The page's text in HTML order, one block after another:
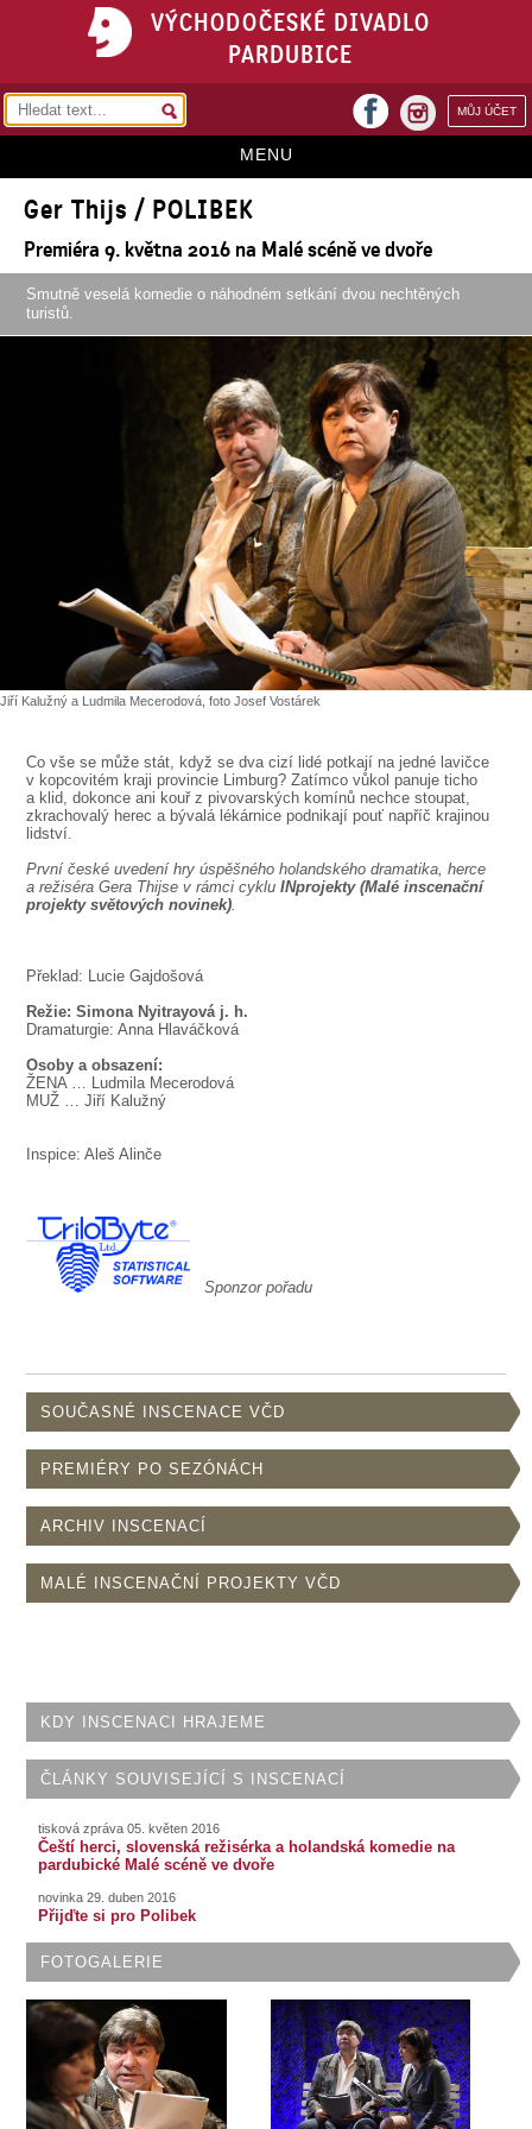
VÝCHODOČESKÉ DIVADLO
PARDUBICE
MŮJ ÚČET
facebook
MENU
HOME
PROGRAM
REPERTOÁR
VSTUPENKY
PŘEDPLATNÉ
KONTAKTY
O DIVADLE
SOUBOR
DÁLE NABÍZÍME
Ger Thijs / POLIBEK
Premiéra 9. května 2016 na Malé scéně ve dvoře
Smutně veselá komedie o náhodném setkání dvou nechtěných
turistů.
Jiří Kalužný a Ludmila Mecerodová, foto Josef Vostárek
Co vše se může stát, když se dva cizí lidé potkají na jedné lavičce
v kopcovitém kraji provincie Limburg? Zatímco vůkol panuje ticho
a klid, dokonce ani kouř z pivovarských komínů nechce stoupat,
zkrachovalý herec a bývalá lékárnice podnikají pouť napříč krajinou
lidství.
První české uvedení hry úspěšného holandského dramatika, herce
a režiséra Gera Thijse v rámci cykluINprojekty (Malé inscenační
projekty světových novinek).
Překlad: Lucie Gajdošová
Režie: Simona Nyitrayová j. h.
Dramaturgie: Anna Hlaváčková
Osoby a obsazení:
ŽENA … Ludmila Mecerodová
MUŽ … Jiří Kalužný
Inspice: Aleš Alinče
Sponzor pořadu
SOUČASNÉ INSCENACE VČD
PREMIÉRY PO SEZÓNÁCH
ARCHIV INSCENACÍ
MALÉ INSCENAČNÍ PROJEKTY VČD
KDY INSCENACI HRAJEME
ČLÁNKY SOUVISEJÍCÍ S INSCENACÍ
tisková zpráva 05. květen 2016
Čeští herci, slovenská režisérka a holandská komedie na
pardubické Malé scéně ve dvoře
novinka 29. duben 2016
Přijďte si pro Polibek
FOTOGALERIE